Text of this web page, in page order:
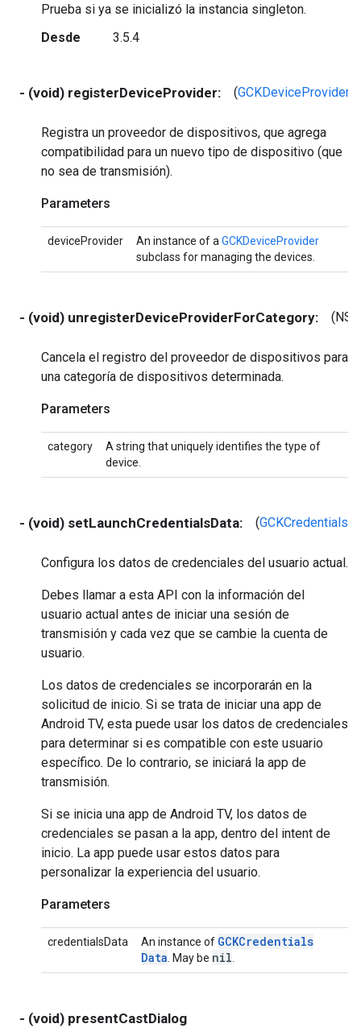
Prueba si ya se inicializó la instancia singleton.
Desde
3.5.4
- (void) registerDeviceProvider: (GCKDeviceProvider
Registra un proveedor de dispositivos, que agrega
compatibilidad para un nuevo tipo de dispositivo (que
no sea de transmisión).
Parameters
deviceProvider An instance of a GCKDeviceProvider
subclass for managing the devices.
- (void) unregisterDeviceProviderForCategory:
Cancela el registro del proveedor de dispositivos para
una categoría de dispositivos determinada.
Parameters
category
A string that uniquely identifies the type of
device.
- (void) setLaunchCredentialsData: (
Configura los datos de credenciales del usuario actual.
Debes llamar a esta API con la información del
usuario actual antes de iniciar una sesión de
transmisión y cada vez que se cambie la cuenta de
usuario.
Los datos de credenciales se incorporarán en la
solicitud de inicio. Si se trata de iniciar una app de
Android TV, esta puede usar los datos de credenciales
para determinar si es compatible con este usuario
específico. De lo contrario, se iniciará la app de
transmisión.
Si se inicia una app de Android TV, los datos de
credenciales se pasan a la app, dentro del intent de
inicio. La app puede usar estos datos para
personalizar la experiencia del usuario.
Parameters
credentialsData An instance of GCKCredentials
Data . May be nil
- (void) presentCastDialog